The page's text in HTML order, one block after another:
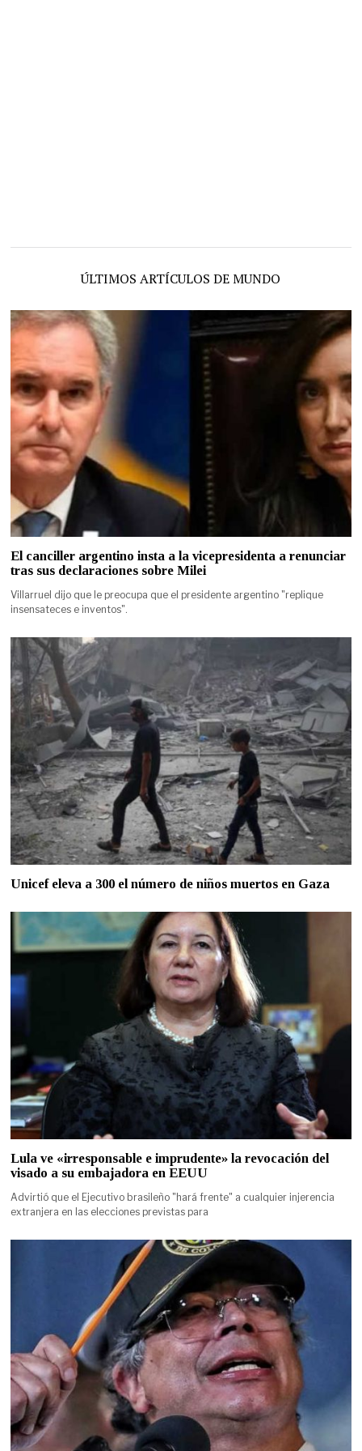
ÚLTIMOS ARTÍCULOS DE MUNDO
El canciller argentino insta a la vicepresidenta a renunciar
tras sus declaraciones sobre Milei
Villarruel dijo que le preocupa que el presidente argentino "replique
insensateces e inventos".
Unicef eleva a 300 el número de niños muertos en Gaza
Lula ve «irresponsable e imprudente» la revocación del
visado a su embajadora en EEUU
Advirtió que el Ejecutivo brasileño "hará frente" a cualquier injerencia
extranjera en las elecciones previstas para